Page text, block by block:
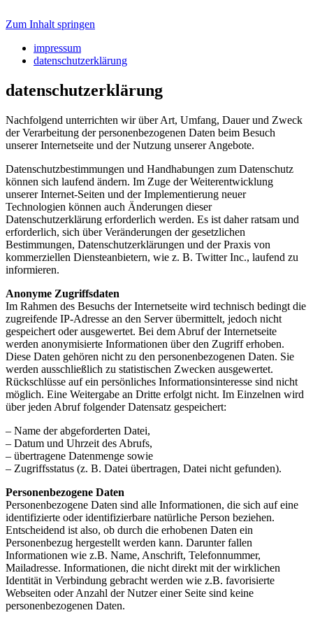
Netzwerk fjp>media
Zum Inhalt springen
impressum
datenschutzerklärung
datenschutzerklärung
Nachfolgend unterrichten wir über Art, Umfang, Dauer und Zweck
der Verarbeitung der personenbezogenen Daten beim Besuch
unserer Internetseite und der Nutzung unserer Angebote.
Datenschutzbestimmungen und Handhabungen zum Datenschutz
können sich laufend ändern. Im Zuge der Weiterentwicklung
unserer Internet-Seiten und der Implementierung neuer
Technologien können auch Änderungen dieser
Datenschutzerklärung erforderlich werden. Es ist daher ratsam und
erforderlich, sich über Veränderungen der gesetzlichen
Bestimmungen, Datenschutzerklärungen und der Praxis von
kommerziellen Diensteanbietern, wie z. B. Twitter Inc., laufend zu
informieren.
Anonyme Zugriffsdaten
Im Rahmen des Besuchs der Internetseite wird technisch bedingt die
zugreifende IP-Adresse an den Server übermittelt, jedoch nicht
gespeichert oder ausgewertet. Bei dem Abruf der Internetseite
werden anonymisierte Informationen über den Zugriff erhoben.
Diese Daten gehören nicht zu den personenbezogenen Daten. Sie
werden ausschließlich zu statistischen Zwecken ausgewertet.
Rückschlüsse auf ein persönliches Informationsinteresse sind nicht
möglich. Eine Weitergabe an Dritte erfolgt nicht. Im Einzelnen wird
über jeden Abruf folgender Datensatz gespeichert:
– Name der abgeforderten Datei,
– Datum und Uhrzeit des Abrufs,
– übertragene Datenmenge sowie
– Zugriffsstatus (z. B. Datei übertragen, Datei nicht gefunden).
Personenbezogene Daten
Personenbezogene Daten sind alle Informationen, die sich auf eine
identifizierte oder identifizierbare natürliche Person beziehen.
Entscheidend ist also, ob durch die erhobenen Daten ein
Personenbezug hergestellt werden kann. Darunter fallen
Informationen wie z.B. Name, Anschrift, Telefonnummer,
Mailadresse. Informationen, die nicht direkt mit der wirklichen
Identität in Verbindung gebracht werden wie z.B. favorisierte
Webseiten oder Anzahl der Nutzer einer Seite sind keine
personenbezogenen Daten.